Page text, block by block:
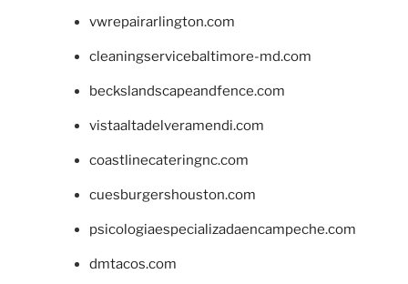
vwrepairarlington.com
cleaningservicebaltimore-md.com
beckslandscapeandfence.com
vistaaltadelveramendi.com
coastlinecateringnc.com
cuesburgershouston.com
psicologiaespecializadaencampeche.com
dmtacos.com